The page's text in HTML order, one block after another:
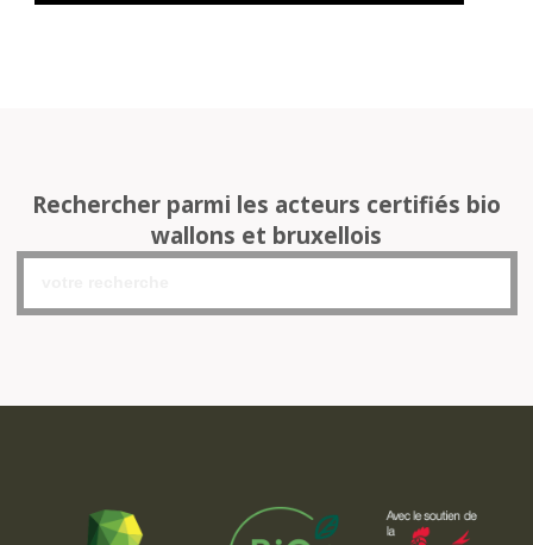
Rechercher parmi les acteurs certifiés bio
wallons et bruxellois